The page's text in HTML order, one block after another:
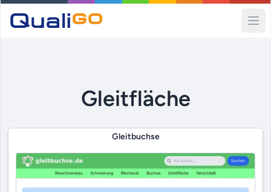
Gleitfläche
Gleitbuchse